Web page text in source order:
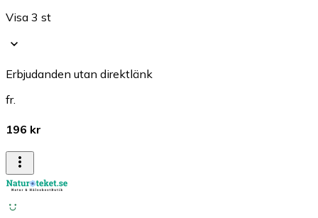
Visa 3 st
Erbjudanden utan direktlänk
fr.
196 kr